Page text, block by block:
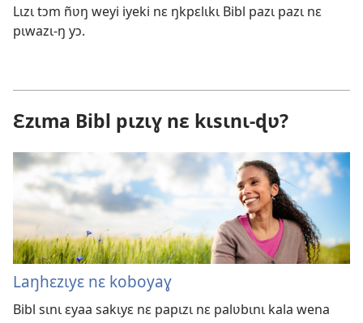
Lɩzɩ tɔm ñʋŋ weyi iyeki nɛ ŋkpɛlɩkɩ Bibl pazɩ pazɩ nɛ
pɩwazɩ-ŋ yɔ.
Ɛzɩma Bibl pɩzɩɣ nɛ kɩsɩnɩ-ɖʋ?
Laŋhɛzɩyɛ nɛ koboyaɣ
Bibl sɩnɩ ɛyaa sakɩyɛ nɛ papɩzɩ nɛ palʋbɩnɩ kala wena